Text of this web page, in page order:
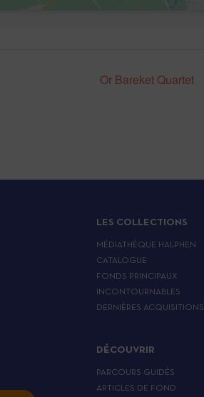
Or Bareket Quartet
LES COLLECTIONS
MÉDIATHÈQUE HALPHEN
CATALOGUE
FONDS PRINCIPAUX
INCONTOURNABLES
DERNIÈRES ACQUISITIONS
DÉCOUVRIR
PARCOURS GUIDÉS
ARTICLES DE FOND